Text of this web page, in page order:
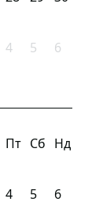
4 5 6
Пт Сб Нд
4 5 6